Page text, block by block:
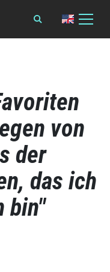
von
der
das ich
bin"